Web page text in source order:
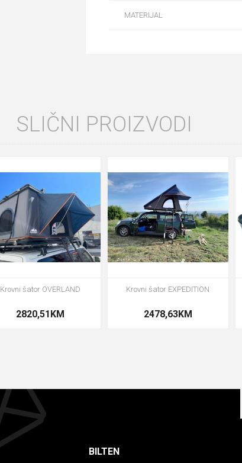
MATERIJAL
SLIČNI PROIZVODI
Krovni šator OVERLAND
2820,51KM
Krovni šator EXPEDITION
2478,63KM
BILTEN